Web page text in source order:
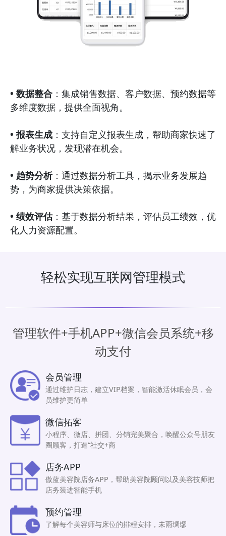
• 数据整合 ：集成销售数据、客户数据、预约数据等
多维度数据，提供全面视角。
• 报表生成 ：支持自定义报表生成，帮助商家快速了
解业务状况，发现潜在机会。
• 趋势分析：通过数据分析工具，揭示业务发展趋
势，为商家提供决策依据。
• 绩效评估：基于数据分析结果，评估员工绩效，优
化人力资源配置。
轻松实现互联网管理模式
管理软件+手机APP+微信会员系统+移
动支付
会员管理
通过维护日志，建立VIP档案，智能激活休眠会员，会
员维护更简单
微信拓客
小程序、微店、拼团、分销完美聚合，唤醒公众号朋友
圈顾客，打造“社交+商
店务APP
傲蓝美容院店务APP，帮助美容院顾问以及美容技师把
店务装进智能手机
预约管理
了解每个美容师与床位的排程安排，未雨绸缪